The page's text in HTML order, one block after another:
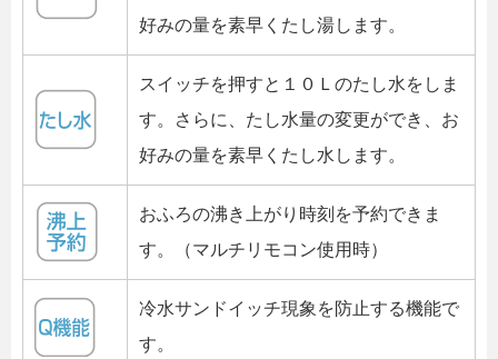
好みの量を素早くたし湯します。
スイッチを押すと１０Ｌのたし水をしま
す。さらに、たし水量の変更ができ、お
好みの量を素早くたし水します。
おふろの沸き上がり時刻を予約できま
す。（マルチリモコン使用時）
冷水サンドイッチ現象を防止する機能で
す。